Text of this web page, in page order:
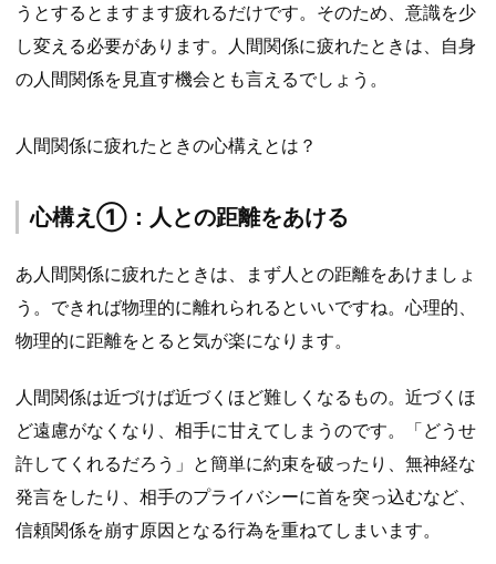
うとするとますます疲れるだけです。そのため、意識を少
し変える必要があります。人間関係に疲れたときは、自身
の人間関係を見直す機会とも言えるでしょう。
人間関係に疲れたときの心構えとは？
心構え①：人との距離をあける
あ人間関係に疲れたときは、まず人との距離をあけましょ
う。できれば物理的に離れられるといいですね。心理的、
物理的に距離をとると気が楽になります。
人間関係は近づけば近づくほど難しくなるもの。近づくほ
ど遠慮がなくなり、相手に甘えてしまうのです。「どうせ
許してくれるだろう」と簡単に約束を破ったり、無神経な
発言をしたり、相手のプライバシーに首を突っ込むなど、
信頼関係を崩す原因となる行為を重ねてしまいます。